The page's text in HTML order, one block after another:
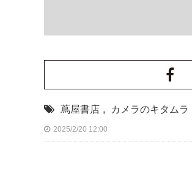
蔦屋書店 , カメラのキタムラ
2025/2/20 12:00